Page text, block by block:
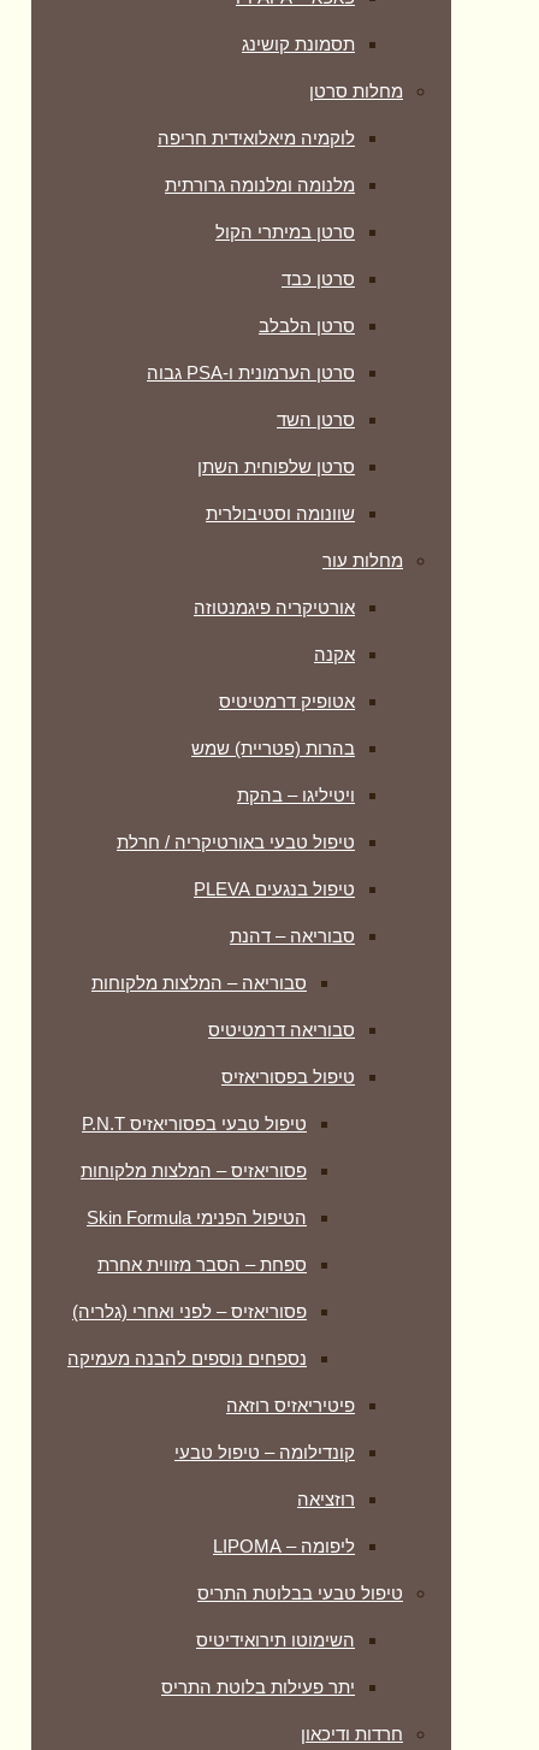
תסמונת קושינג
מחלות סרטן
לוקמיה מיאלואידית חריפה
מלנומה ומלנומה גרורתית
סרטן במיתרי הקול
סרטן כבד
סרטן הלבלב
סרטן הערמונית ו-PSA גבוה
סרטן השד
סרטן שלפוחית השתן
שוונומה וסטיבולרית
מחלות עור
אורטיקריה פיגמנטוזה
אקנה
אטופיק דרמטיטיס
בהרות (פטריית) שמש
ויטיליגו – בהקת
טיפול טבעי באורטיקריה / חרלת
טיפול בנגעים PLEVA
סבוריאה – דהנת
סבוריאה – המלצות מלקוחות
סבוריאה דרמטיטיס
טיפול בפסוריאזיס
טיפול טבעי בפסוריאזיס P.N.T
פסוריאזיס – המלצות מלקוחות
הטיפול הפנימי Skin Formula
ספחת – הסבר מזווית אחרת
פסוריאזיס – לפני ואחרי (גלריה)
נספחים נוספים להבנה מעמיקה
פיטיריאזיס רוזאה
קונדילומה – טיפול טבעי
רוזציאה
ליפומה – LIPOMA
טיפול טבעי בבלוטת התריס
השימוטו תירואידיטיס
יתר פעילות בלוטת התריס
חרדות ודיכאון